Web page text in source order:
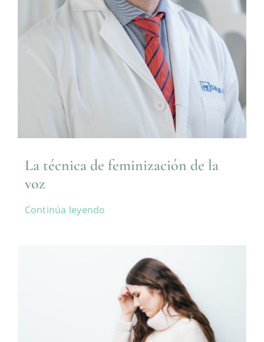
La técnica de feminización de la
voz
Continúa leyendo